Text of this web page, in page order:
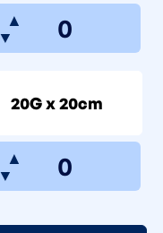
▲
▼
20G x 20cm
▲
▼